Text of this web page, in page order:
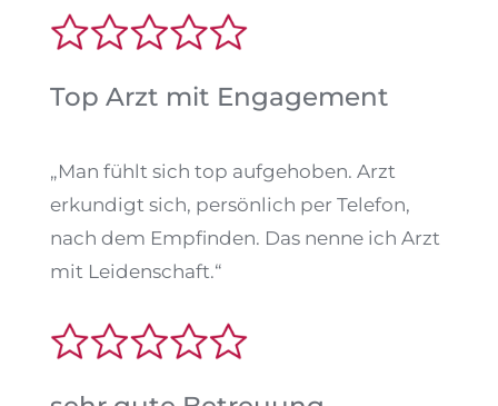
Top Arzt mit Engagement
„Man fühlt sich top aufgehoben. Arzt
erkundigt sich, persönlich per Telefon,
nach dem Empfinden. Das nenne ich Arzt
mit Leidenschaft.“